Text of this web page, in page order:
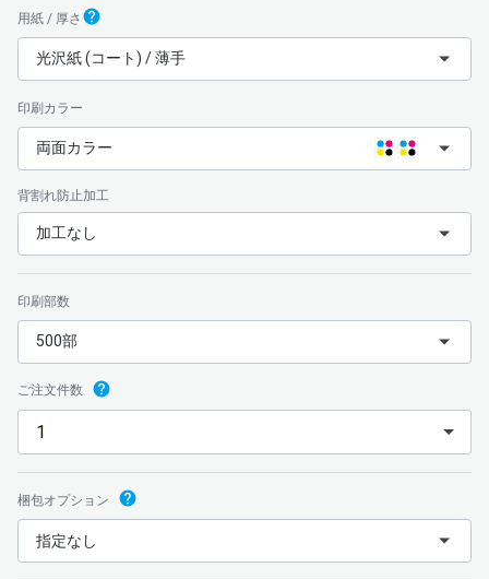
用紙 / 厚さ
光沢紙 (コート) / 薄手
印刷カラー
両面カラー
背割れ防止加工
加工なし
印刷部数
500部
ご注文件数
梱包オプション
指定なし